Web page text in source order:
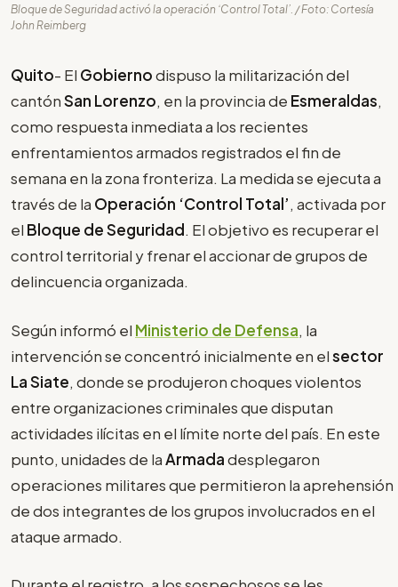
Bloque de Seguridad activó la operación ‘Control Total’. / Foto: Cortesía
John Reimberg
Quito- El Gobiernodispuso la militarización del
cantónSan Lorenzo, en la provincia de Esmeraldas,
como respuesta inmediata a los recientes
enfrentamientos armados registrados el fin de
semana en la zona fronteriza. La medida se ejecuta a
través de la Operación ‘Control Total’, activada por
el Bloque de Seguridad. El objetivo es recuperar el
control territorial y frenar el accionar de grupos de
delincuencia organizada.
Según informó el Ministerio de Defensa, la
intervención se concentró inicialmente en elsector
La Siate, donde se produjeron choques violentos
entre organizaciones criminales que disputan
actividades ilícitas en el límite norte del país. En este
punto, unidades de laArmadadesplegaron
operaciones militares que permitieron la aprehensión
de dos integrantes de los grupos involucrados en el
ataque armado.